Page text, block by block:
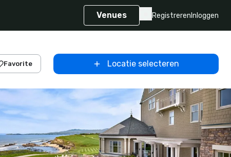
Venues Registreren Inloggen
Favorite Locatie selecteren